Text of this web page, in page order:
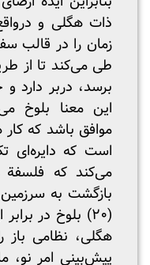
ذات هگلی و
زمان را در قالب
طی می‌کند تا از
برسد، دربر دارد
این معنا بلوخ
موافق باشد که
است که دایره‌ای
می‌کند که فلسفة
بازگشت به
(۲۰) بلوخ در
هگلی، نظامی باز
پیش‌بینی امر نو،